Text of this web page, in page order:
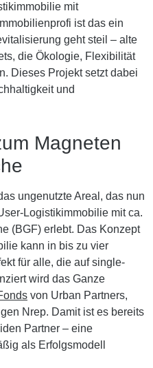
mit
ist das ein
geht steil – alte
die Ökologie, Flexibilität
Dieses Projekt setzt dabei
und
Magneten
ungenutzte Areal, das nun
Logistikimmobilie mit ca.
(BGF) erlebt. Das Konzept
kann in bis zu vier
für alle, die auf single-
wird das Ganze
von Urban Partners,
Nrep. Damit ist es bereits
Partner – eine
als Erfolgsmodell